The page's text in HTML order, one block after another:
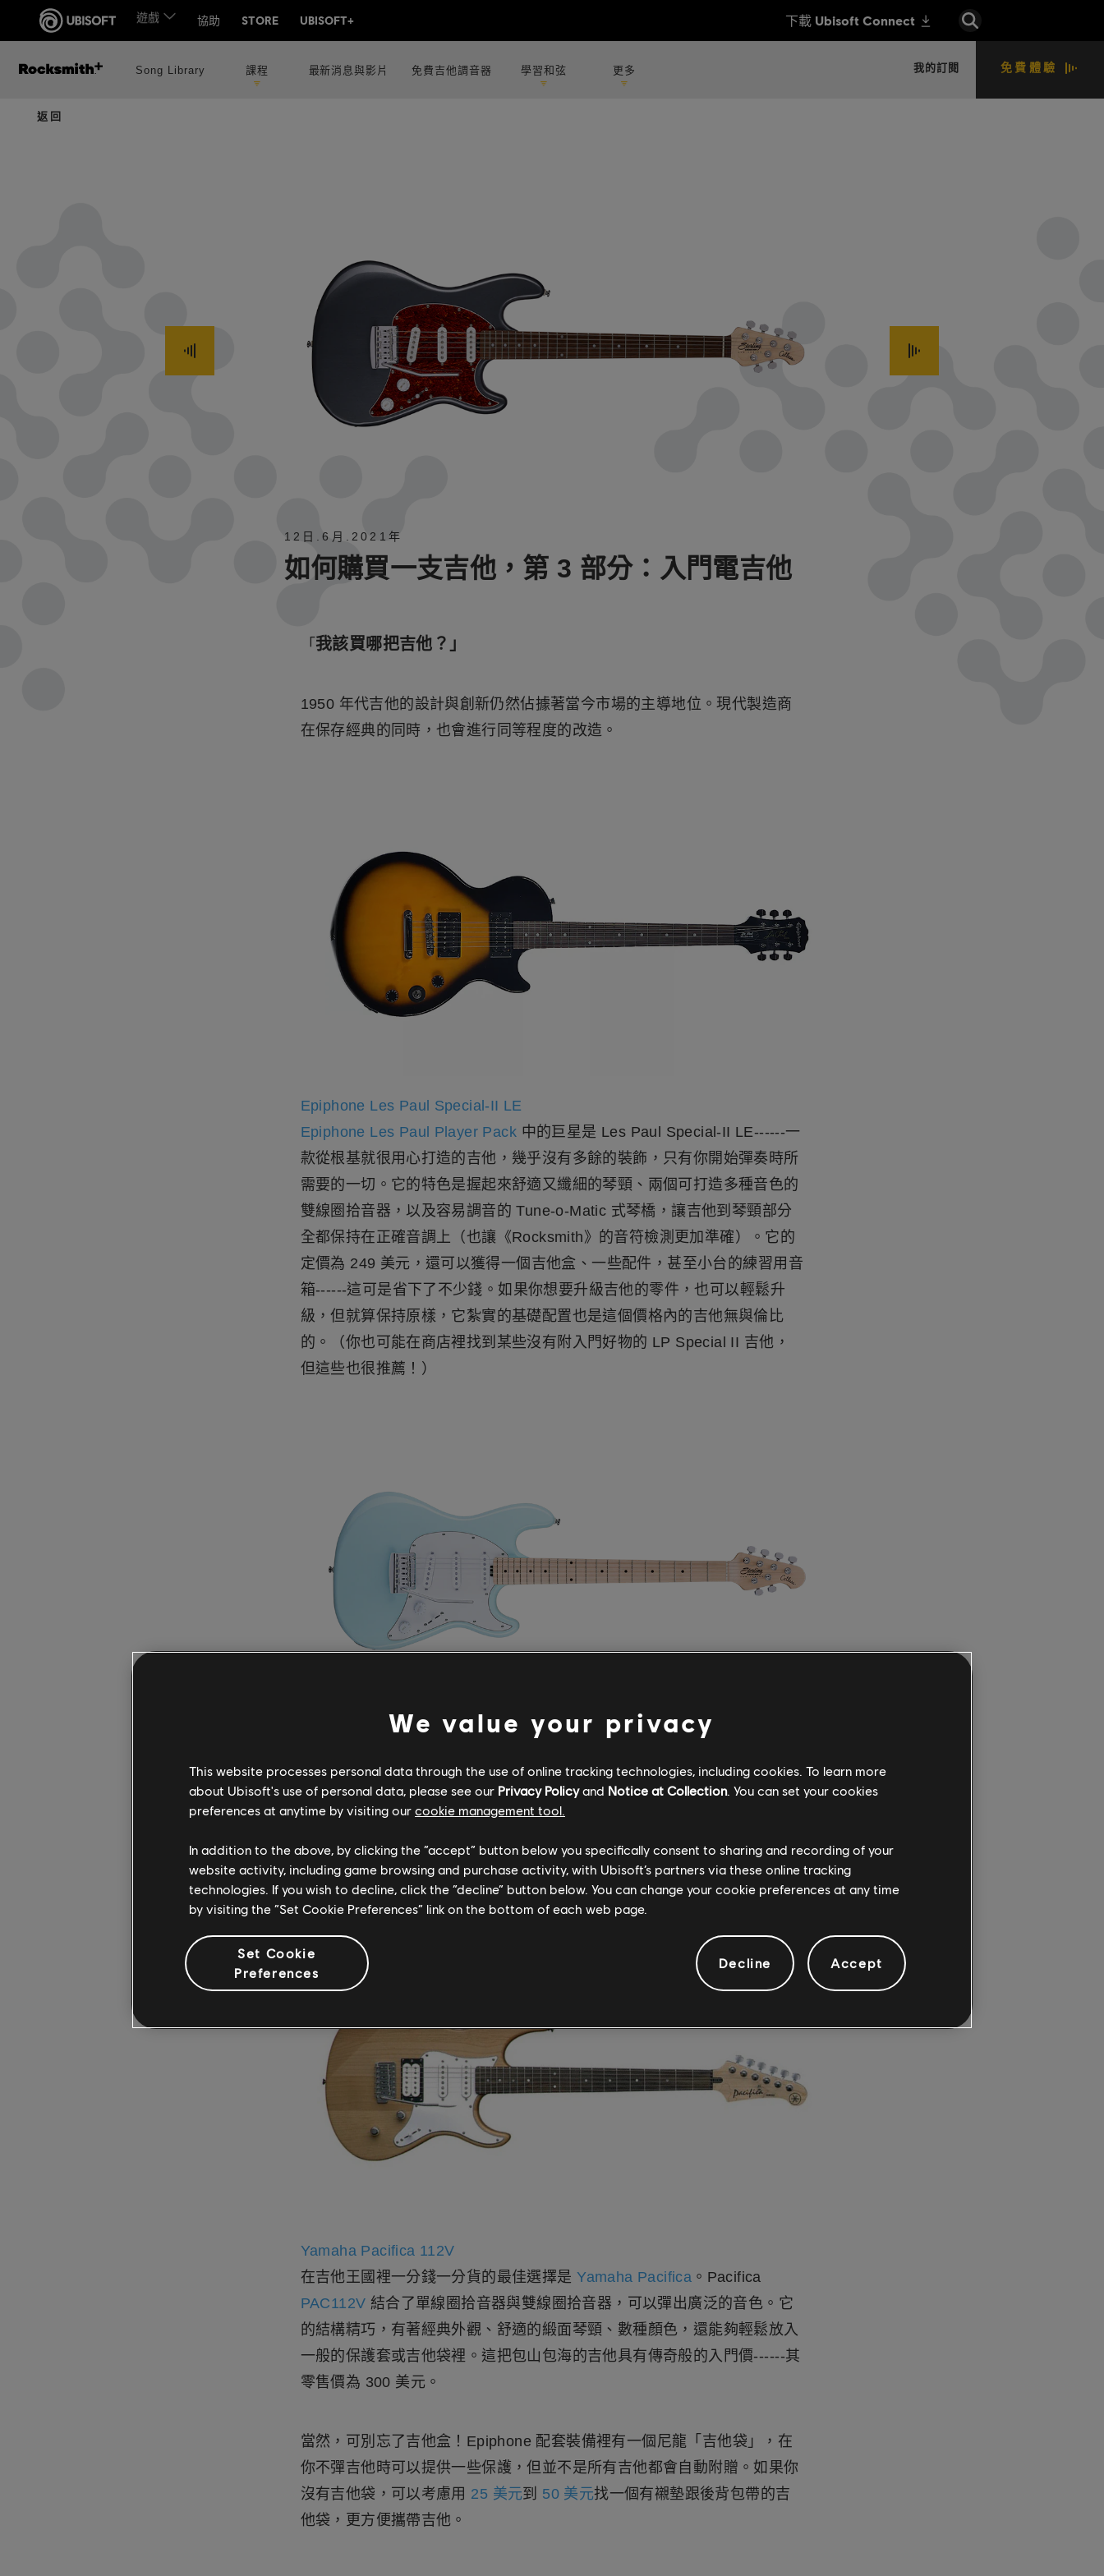
Song Library 課程 最新消息與影片 免費吉他調音器 學習和弦 更多 我的訂閱 免費體驗
返回
12日 .6月 . 2021年
如何購買一支吉他，第 3 部分：入門電吉他
「 我該買哪把吉他？」
1950 年代吉他的設計與創新仍然佔據著當今市場的主導地位。現代製造商
在保存經典的同時，也會進行同等程度的改造。
Epiphone Les Paul Special-II LE
Epiphone Les Paul Player Pack 中的巨星是 Les Paul Special-II LE------一
款從根基就很用心打造的吉他，幾乎沒有多餘的裝飾，只有你開始彈奏時所
需要的一切。它的特色是握起來舒適又纖細的琴頸、兩個可打造多種音色的
雙線圈拾音器，以及容易調音的 Tune-o-Matic 式琴橋，讓吉他到琴頸部分
全都保持在正確音調上（也讓《Rocksmith》的音符檢測更加準確）。它的
定價為 249 美元，還可以獲得一個吉他盒、一些配件，甚至小台的練習用音
箱------這可是省下了不少錢。如果你想要升級吉他的零件，也可以輕鬆升
級，但就算保持原樣，它紮實的基礎配置也是這個價格內的吉他無與倫比
的。（你也可能在商店裡找到某些沒有附入門好物的 LP Special II 吉他，
但這些也很推薦！）
Sterling by Music Man Cutlass SSS
雕塑般的 Cutlass 琴身具有舒適的經典曲線外觀，不論你坐著還是站著彈
奏，感覺都會非常好。三個單線圈拾音器會帶給你足夠的尖刺音色，而內置
的顫音系統則可以讓你進行各種實驗，無論是隱約的衝浪式輕彈，或狂野的
潛水炸彈式攻擊都能達成。操作簡單、演奏方便簡單，還有經典外觀，用
300 美元購買非常值得。
Yamaha Pacifica 112V
在吉他王國裡一分錢一分貨的最佳選擇是Yamaha Pacifica 。Pacifica
PAC112V 結合了單線圈拾音器與雙線圈拾音器，可以彈出廣泛的音色。它
的結構精巧，有著經典外觀、舒適的緞面琴頸、數種顏色，還能夠輕鬆放入
一般的保護套或吉他袋裡。這把包山包海的吉他具有傳奇般的入門價------其
零售價為 300 美元。
當然，可別忘了吉他盒！Epiphone 配套裝備裡有一個尼龍「吉他袋」，在
你不彈吉他時可以提供一些保護，但並不是所有吉他都會自動附贈。如果你
沒有吉他袋，可以考慮用 25 美元到 50 美元找一個有襯墊跟後背包帶的吉
他袋，更方便攜帶吉他。
We value your privacy
This website processes personal data through the use of online tracking technologies, including cookies. To learn more
about Ubisoft's use of personal data, please see our Privacy Policyand Notice at Collection. You can set your cookies
preferences at anytime by visiting our cookie management tool.
In addition to the above, by clicking the “accept” button below you specifically consent to sharing and recording of your
website activity, including game browsing and purchase activity, with Ubisoft’s partners via these online tracking
technologies. If you wish to decline, click the “decline” button below. You can change your cookie preferences at any time
by visiting the “Set Cookie Preferences” link on the bottom of each web page.
Set Cookie
Preferences
Decline Accept